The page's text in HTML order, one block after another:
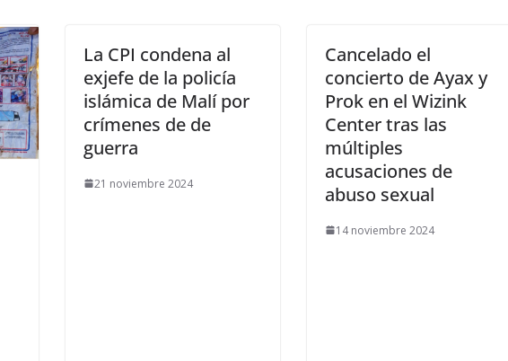
La CPI condena al
exjefe de la policía
islámica de Malí por
crímenes de de
guerra
21 noviembre 2024
Cancelado el
concierto de Ayax y
Prok en el Wizink
Center tras las
múltiples
acusaciones de
abuso sexual
14 noviembre 2024